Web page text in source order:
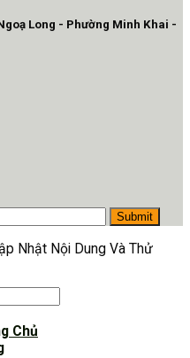
Long - Phường Minh Khai -
Nhật Nội Dung Và Thử
Chủ